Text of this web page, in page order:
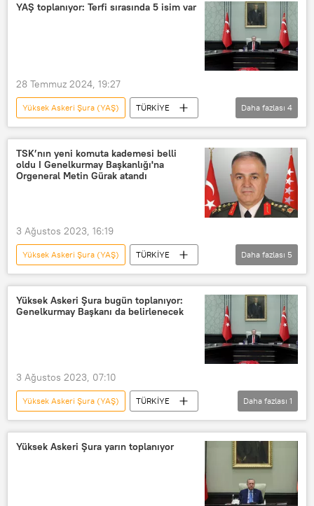
YAŞ toplanıyor: Terfi sırasında 5 isim var
28 Temmuz 2024, 19:27
Yüksek Askeri Şura (YAŞ)
TÜRKİYE
Recep Tayyip Erdoğan
yaş
YAŞ
korgeneral
Daha fazlası 4
TSK’nın yeni komuta kademesi belli
oldu I Genelkurmay Başkanlığı'na
Orgeneral Metin Gürak atandı
3 Ağustos 2023, 16:19
Yüksek Askeri Şura (YAŞ)
TÜRKİYE
karar
Türk Silahlı Kuvvetleri
Genelkurmay Başkanlığı
Metin Gürak
Kara Kuvvetleri Komutanlığı
Daha fazlası 5
Yüksek Askeri Şura bugün toplanıyor:
Genelkurmay Başkanı da belirlenecek
3 Ağustos 2023, 07:10
Yüksek Askeri Şura (YAŞ)
TÜRKİYE
Recep Tayyip Erdoğan
Daha fazlası 1
Yüksek Askeri Şura yarın toplanıyor